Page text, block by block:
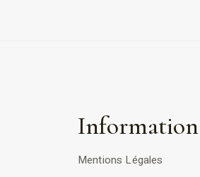
Mentions Légales